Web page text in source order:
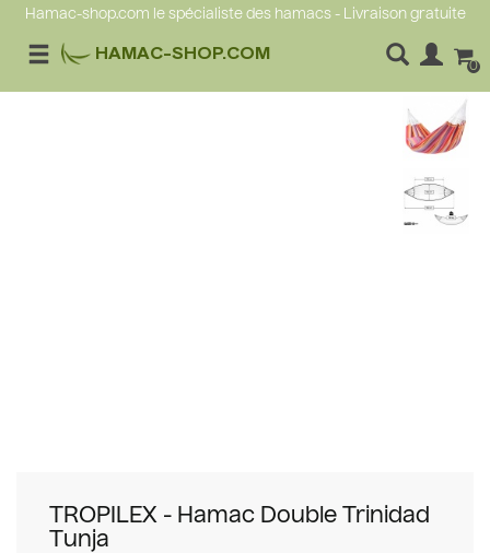
Hamac-shop.com le spécialiste des hamacs - Livraison gratuite
HAMAC-SHOP.COM
0
TROPILEX - Hamac Double Trinidad
Tunja